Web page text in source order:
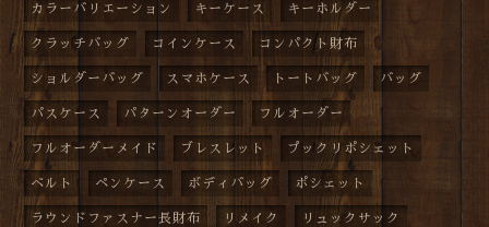
カラーバリエーション キーケース キーホルダー
クラッチバッグ コインケース コンパクト財布
ショルダーバッグ スマホケース トートバッグ バッグ
パスケース パターンオーダー フルオーダー
フルオーダーメイド ブレスレット プックリポシェット
ベルト ペンケース ボディバッグ ポシェット
ラウンドファスナー長財布 リメイク リュックサック